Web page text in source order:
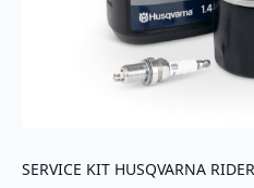
SERVICE KIT HUSQVARNA RIDER